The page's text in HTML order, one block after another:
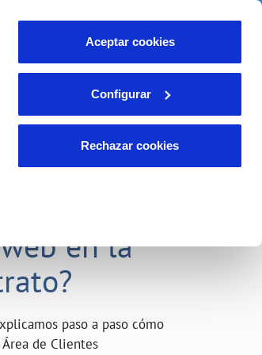
Aceptar cookies
Configurar
Rechazar cookies
INCIDENCIAS
Comunica anomalías o posibles
en la
paso a paso cómo
de Clientes